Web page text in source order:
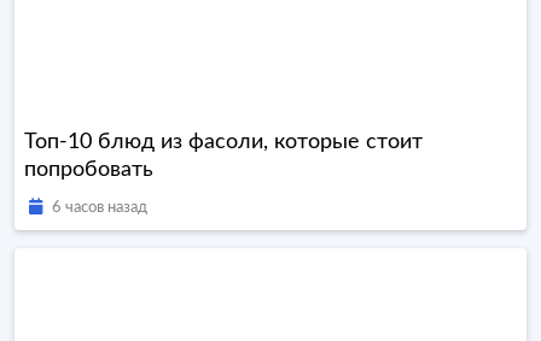
Топ-10 блюд из фасоли, которые стоит
попробовать
6 часов назад